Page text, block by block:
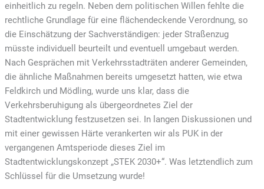
einheitlich zu regeln. Neben dem politischen Willen fehlte die
rechtliche Grundlage für eine flächendeckende Verordnung, so
die Einschätzung der Sachverständigen: jeder Straßenzug
müsste individuell beurteilt und eventuell umgebaut werden.
Nach Gesprächen mit Verkehrsstadträten anderer Gemeinden,
die ähnliche Maßnahmen bereits umgesetzt hatten, wie etwa
Feldkirch und Mödling, wurde uns klar, dass die
Verkehrsberuhigung als übergeordnetes Ziel der
Stadtentwicklung festzusetzen sei. In langen Diskussionen und
mit einer gewissen Härte verankerten wir als PUK in der
vergangenen Amtsperiode dieses Ziel im
Stadtentwicklungskonzept „STEK 2030+“. Was letztendlich zum
Schlüssel für die Umsetzung wurde!